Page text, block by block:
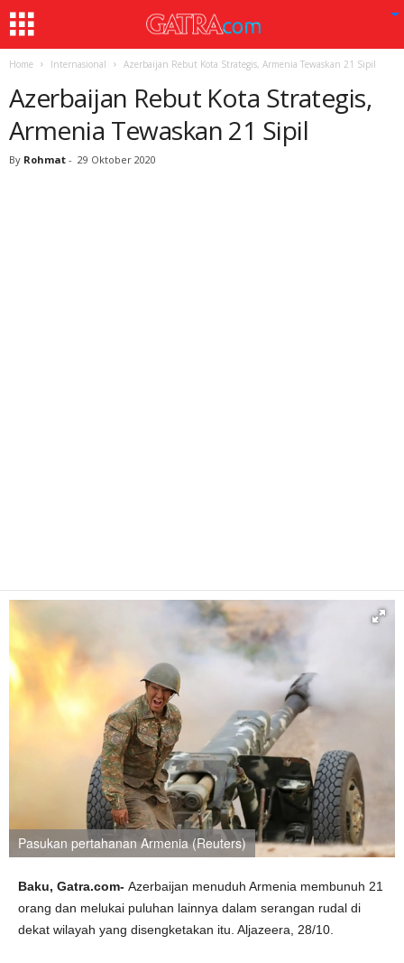
Home Internasional Azerbaijan Rebut Kota Strategis, Armenia Tewaskan 21 Sipil
Azerbaijan Rebut Kota Strategis,
Armenia Tewaskan 21 Sipil
By Rohmat - 29 Oktober 2020
Pasukan pertahanan Armenia (Reuters)
Baku, Gatra.com- Azerbaijan menuduh Armenia membunuh 21
orang dan melukai puluhan lainnya dalam serangan rudal di
dekat wilayah yang disengketakan itu. Aljazeera, 28/10.